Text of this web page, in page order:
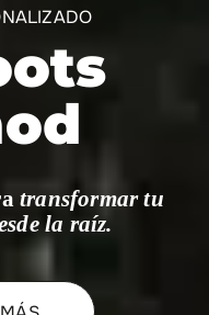
transformar tu
la raíz.